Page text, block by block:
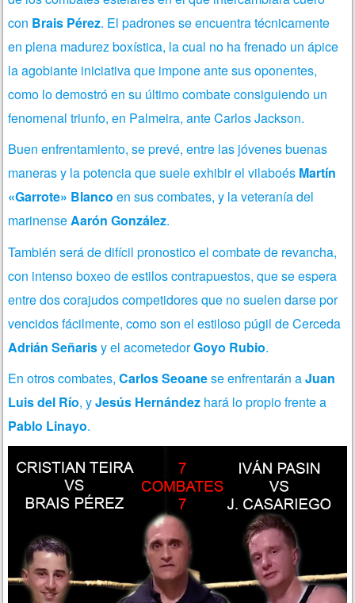
con Brais Pérez. El padrones se encuentra técnicamente
en plena madurez boxística, la cual no ha frenado un ápice
la agobiante iniciativa que impone ante sus oponentes,
como lo demostró en su último combate consiguiendo un
fenomenal triunfo, en Palmeira, ante Carlos Jackson.
Buen enfrentamiento, se prevé, entre las jóvenes buenas
maneras y la potencia que suele exhibir el vilaboés Martín
«Garrote» Blanco en sus combates, y la veteranía del
marinenseAarón González.
También será de difícil pronostico el combate de revancha,
con intenso boxeo de estilos contrapuestos, que se espera
entre dos corajudos competidores que no suelen darse por
vencidos fácilmente, como son el estiloso púgil de Cerceda
Adrián Señarisy el acometedorGoyo Rubio.
En otros combates,Carlos Seoanese enfrentarán aJuan
Luis del Río, yJesús Hernández hará lo propio frente a
Pablo Linayo.